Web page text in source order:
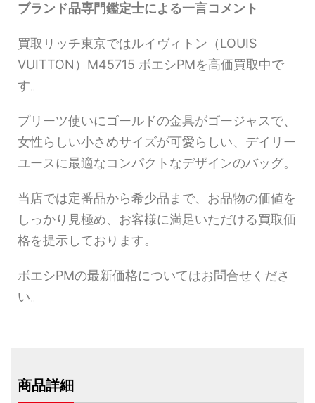
ブランド品専門鑑定士による一言コメント
買取リッチ東京ではルイヴィトン（LOUIS
VUITTON）M45715 ボエシPMを高価買取中で
す。
プリーツ使いにゴールドの金具がゴージャスで、
女性らしい小さめサイズが可愛らしい、デイリー
ユースに最適なコンパクトなデザインのバッグ。
当店では定番品から希少品まで、お品物の価値を
しっかり見極め、お客様に満足いただける買取価
格を提示しております。
ボエシPMの最新価格についてはお問合せくださ
い。
商品詳細